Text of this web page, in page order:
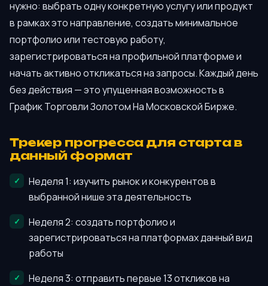
нужно: выбрать одну конкретную услугу или продукт
в рамках это направление, создать минимальное
портфолио или тестовую работу,
зарегистрироваться на профильной платформе и
начать активно откликаться на запросы. Каждый день
без действия — это упущенная возможность в
График Торговли Золотом На Московской Бирже.
Трекер прогресса для старта в
данный формат
Неделя 1: изучить рынок и конкурентов в
выбранной нише эта деятельность
Неделя 2: создать портфолио и
зарегистрироваться на платформах данный вид
работы
Неделя 3: отправить первые 13 откликов на